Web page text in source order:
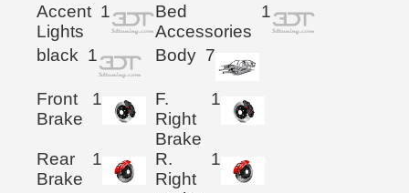
Accent
Lights
1
Bed
Accessories
1
black 1 Body 7
Front
Brake
1
F.
Right
Brake
1
Rear
Brake
1
R.
Right
1